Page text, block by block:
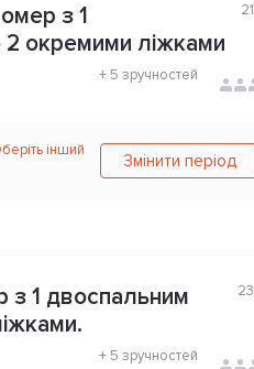
з 1
окремими ліжками
21
+ 5 зручностей
інший
Змінити період
з 1 двоспальним
23
+ 5 зручностей